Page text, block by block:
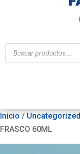
Búsqueda
de
productos
Inicio / Uncategorized
FRASCO 60ML